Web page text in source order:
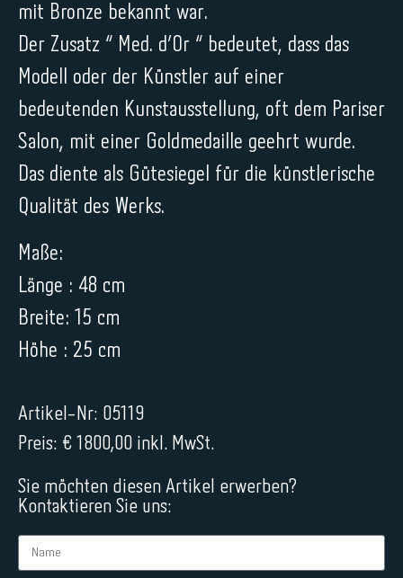
mit Bronze bekannt war.
Der Zusatz “ Med. d’Or “ bedeutet, dass das
Modell oder der Künstler auf einer
bedeutenden Kunstausstellung, oft dem Pariser
Salon, mit einer Goldmedaille geehrt wurde.
Das diente als Gütesiegel für die künstlerische
Qualität des Werks.
Maße:
Länge : 48 cm
Breite: 15 cm
Höhe : 25 cm
Artikel-Nr: 05119
Preis: € 1800,00 inkl. MwSt.
Sie möchten diesen Artikel erwerben?
Kontaktieren Sie uns: